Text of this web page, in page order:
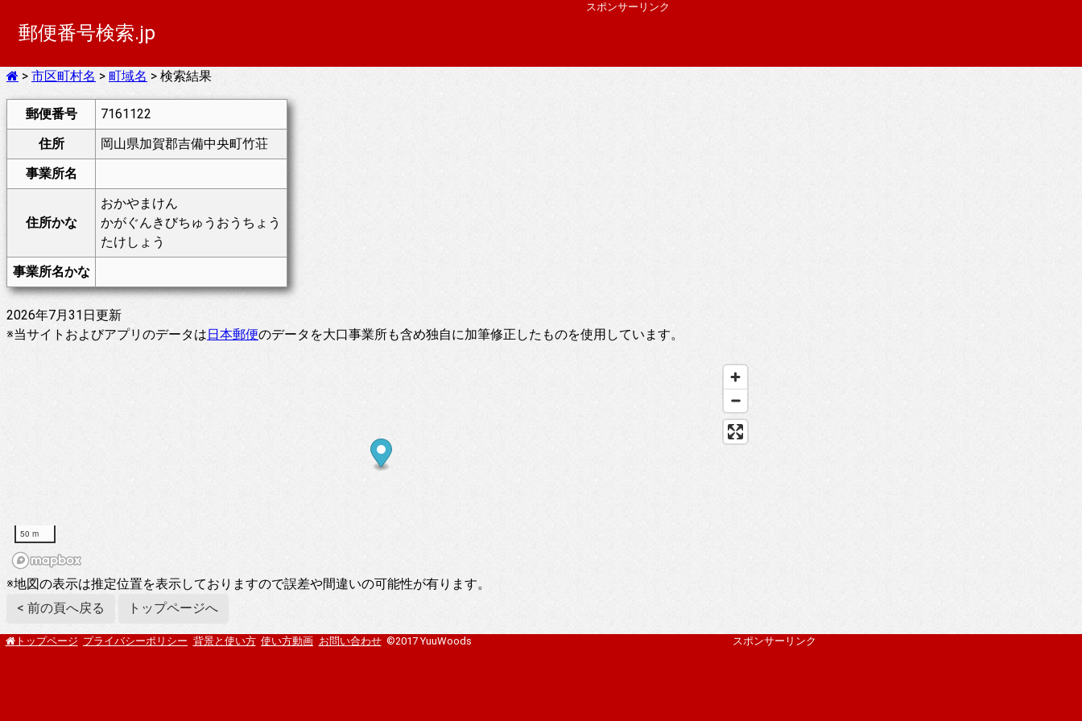
郵便番号検索.jp
スポンサーリンク
> 市区町村名 > 町域名 > 検索結果
郵便番号
7161122
住所
岡山県加賀郡吉備中央町竹荘
事業所名
住所かな
おかやまけん
かがぐんきびちゅうおうちょう
たけしょう
事業所名かな
2026年7月31日更新
※当サイトおよびアプリのデータは日本郵便のデータを大口事業所も含め独自に加筆修正したものを使用しています。
50 m
※地図の表示は推定位置を表示しておりますので誤差や間違いの可能性が有ります。
< 前の頁へ戻る
トップページへ
トップページ プライバシーポリシー 背景と使い方 使い方動画 お問い合わせ ©2017 YuuWoods スポンサーリンク